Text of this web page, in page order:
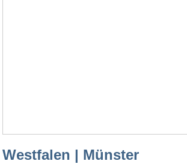
Westfalen | Münster